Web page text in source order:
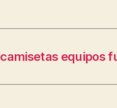
camisetas equipos